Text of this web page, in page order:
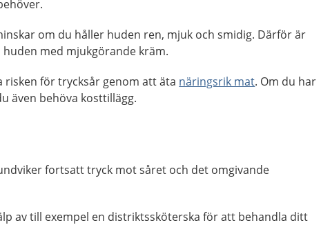
om du håller huden ren, mjuk och smidig. Därför är
med mjukgörande kräm.
risken för trycksår genom att äta näringsrik mat. Om du har
även behöva kosttillägg.
fortsatt tryck mot såret och det omgivande
av till exempel en distriktssköterska för att behandla ditt